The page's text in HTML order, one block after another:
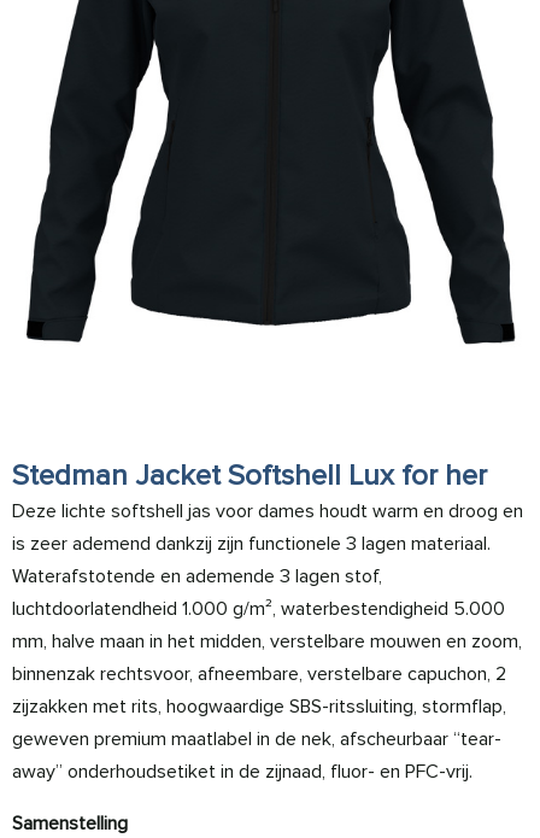
Stedman Jacket Softshell Lux for her
Deze lichte softshell jas voor dames houdt warm en droog en
is zeer ademend dankzij zijn functionele 3 lagen materiaal.
Waterafstotende en ademende 3 lagen stof,
luchtdoorlatendheid 1.000 g/m², waterbestendigheid 5.000
mm, halve maan in het midden, verstelbare mouwen en zoom,
binnenzak rechtsvoor, afneembare, verstelbare capuchon, 2
zijzakken met rits, hoogwaardige SBS-ritssluiting, stormflap,
geweven premium maatlabel in de nek, afscheurbaar “tear-
away” onderhoudsetiket in de zijnaad, fluor- en PFC-vrij.
Samenstelling